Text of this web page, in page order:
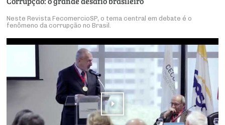
Neste Revista FecomercioSP, o tema central em debate é o
fenômeno da corrupção no Brasil.